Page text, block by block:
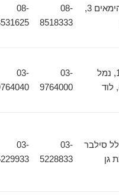
מבוא הימאים 3,
08-
8518333
08-
8531625
1, נמל
03-
9764000
03-
9764040
סילבר
03-
5228833
03-
5229933